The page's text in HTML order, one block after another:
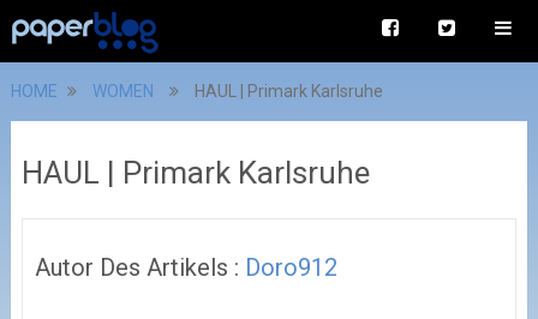
HOME WOMEN HAUL | Primark Karlsruhe
HAUL | Primark Karlsruhe
Autor Des Artikels : Doro912